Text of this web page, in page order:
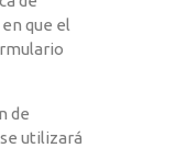
que el
de
utilizará